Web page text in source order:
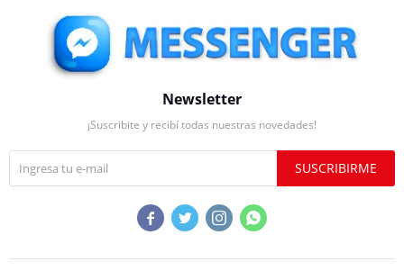
Newsletter
¡Suscribite y recibí todas nuestras novedades!
SUSCRIBIRME
   